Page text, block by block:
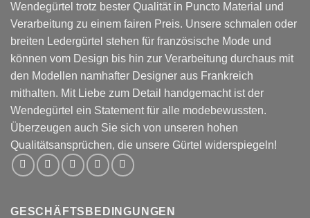
Wendegürtel trotz bester Qualität in Puncto Material und
Verarbeitung zu einem fairen Preis. Unsere schmalen oder
breiten Ledergürtel stehen für französische Mode und
können vom Design bis hin zur Verarbeitung durchaus mit
den Modellen namhafter Designer aus Frankreich
mithalten. Mit Liebe zum Detail handgemacht ist der
Wendegürtel ein Statement für alle modebewussten.
Überzeugen auch Sie sich von unseren hohen
Qualitätsansprüchen, die unsere Gürtel widerspiegeln!
GESCHÄFTSBEDINGUNGEN